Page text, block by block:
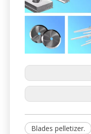
Blades pelletizer.